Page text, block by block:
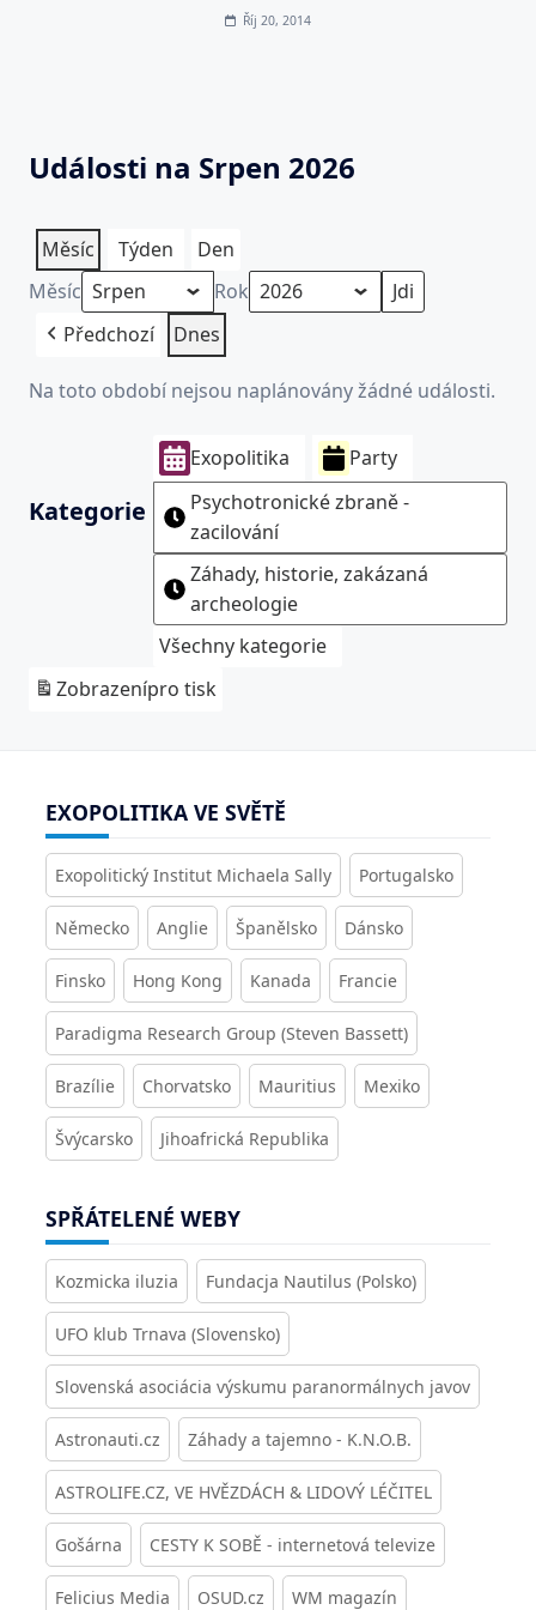
Říj 20, 2014
Události na Srpen 2026
Měsíc Týden
Den
Měsíc
Rok
Předchozí
Dnes
Na toto období nejsou naplánovány žádné události.
Kategorie
Exopolitika
Party
Psychotronické zbraně -
zacilování
Záhady, historie, zakázaná
archeologie
Všechny kategorie
Zobrazenípro tisk
EXOPOLITIKA VE SVĚTĚ
Exopolitický Institut Michaela Sally Portugalsko
Německo Anglie Španělsko Dánsko
Finsko Hong Kong Kanada Francie
Paradigma Research Group (Steven Bassett)
Brazílie Chorvatsko Mauritius Mexiko
Švýcarsko Jihoafrická Republika
SPŘÁTELENÉ WEBY
Kozmicka iluzia Fundacja Nautilus (Polsko)
UFO klub Trnava (Slovensko)
Slovenská asociácia výskumu paranormálnych javov
Astronauti.cz Záhady a tajemno - K.N.O.B.
ASTROLIFE.CZ, VE HVĚZDÁCH & LIDOVÝ LÉČITEL
Gošárna CESTY K SOBĚ - internetová televize
Felicius Media OSUD.cz WM magazín